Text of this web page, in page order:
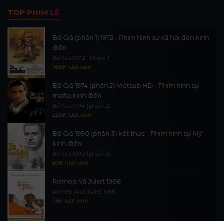
TOP PHIM LẺ
Bố Già (phần 1) 1972 - Phim hình sự xã hội đen kinh
điển
Bố Già 1972 - Phần 1
76.6K lượt xem
Bố Già 1974 (phần 2) Vietsub HD - Phim hình sự
mafia kinh điển
Bố Già 1974 (phần 2)
22.6K lượt xem
Bố Già 1990 (phần 3) kết thúc - Phim hình sự Mỹ
kinh điển
Bố Già 1990 (phần 3)
8.9K lượt xem
Romeo Và Juliet 1968
Romeo And Juliet 1968
7.6K lượt xem